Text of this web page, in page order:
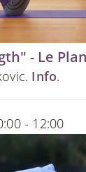
- Le
Info.
- 12:00